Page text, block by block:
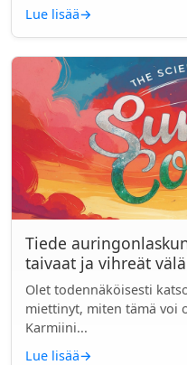
Lue lisää→
Tiede
taivaat ja vihreät
Olet todennäköisesti
miettinyt, miten tämä voi
Karmiini...
Lue lisää→